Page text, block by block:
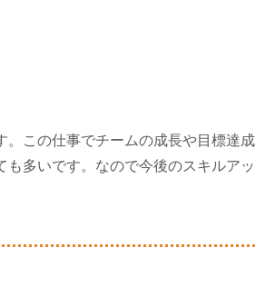
。この仕事でチームの成長や目標達成
多いです。なので今後のスキルアッ